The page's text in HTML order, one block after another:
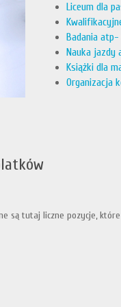
Liceum dla
Badania atp-
Nauka jazdy
Książki dla
Organizacja
są tutaj liczne pozycje,